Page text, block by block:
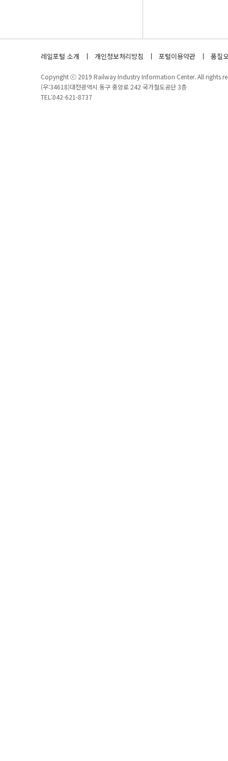
레일포털 소개 개인정보처리방침 포털이용약관 품질
Copyright ⓒ 2019 Railway Industry Information Center. All rights
(우:34618)대전광역시 동구 중앙로 242 국가철도공단 3층
TEL:042-621-8737